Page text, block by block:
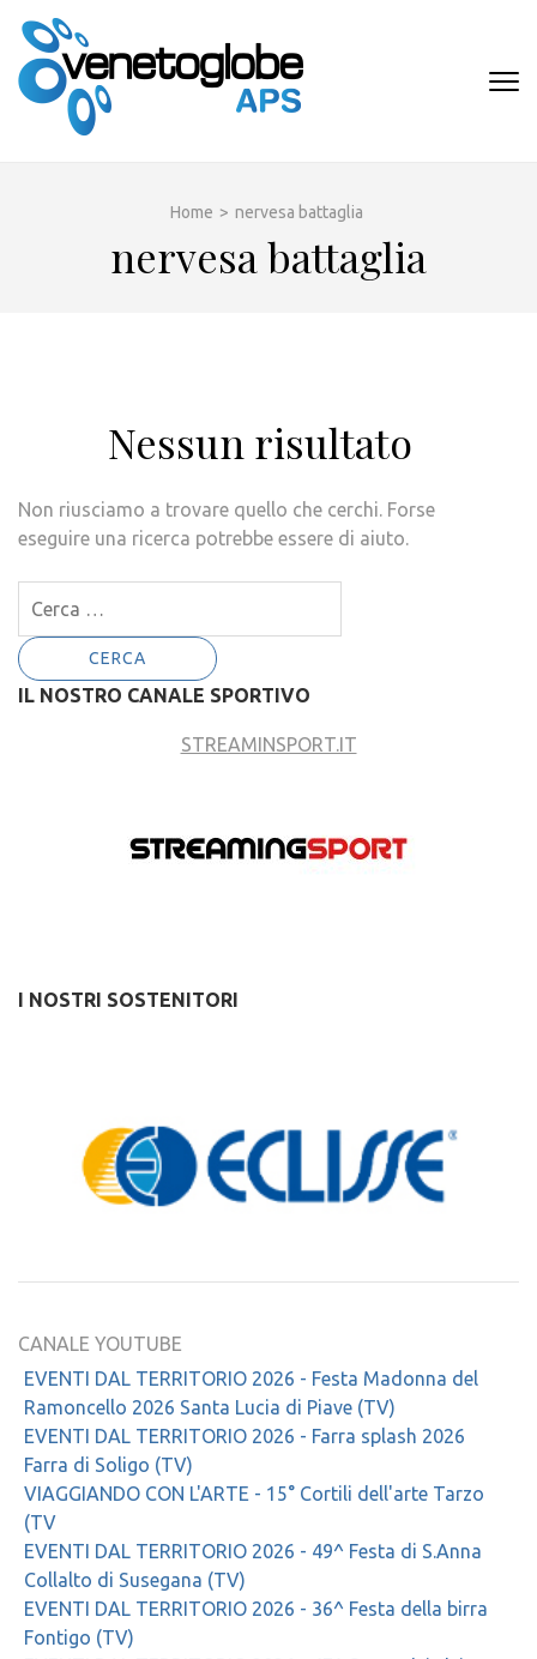
contenuto
(premi
Home > nervesa battaglia
nervesa battaglia
Nessun risultato
Non riusciamo a trovare quello che cerchi. Forse
eseguire una ricerca potrebbe essere di aiuto.
per:
IL NOSTRO CANALE SPORTIVO
STREAMINSPORT.IT
I NOSTRI SOSTENITORI
CANALE YOUTUBE
EVENTI DAL TERRITORIO 2026 - Festa Madonna del
Ramoncello 2026 Santa Lucia di Piave (TV)
EVENTI DAL TERRITORIO 2026 - Farra splash 2026
Farra di Soligo (TV)
VIAGGIANDO CON L'ARTE - 15° Cortili dell'arte Tarzo
(TV
EVENTI DAL TERRITORIO 2026 - 49^ Festa di S.Anna
Collalto di Susegana (TV)
EVENTI DAL TERRITORIO 2026 - 36^ Festa della birra
Fontigo (TV)